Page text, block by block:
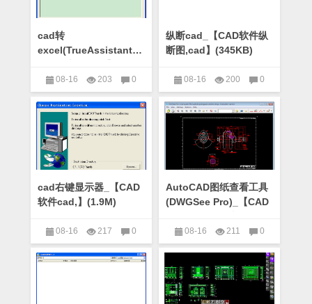
cad转
excel(TrueAssistant)_【CAD
(345KB)
08-16 203
0
纵断cad_【CAD软件纵
断图,cad】(345KB)
08-16 200
0
cad右键显示器_【CAD
软件cad,】(1.9M)
08-16 217
0
CAD软件
AutoCAD图纸查看工具
(DWGSee Pro)_【CAD
看,DWGSee】(23.4M)
08-16 211
0
CAD软件